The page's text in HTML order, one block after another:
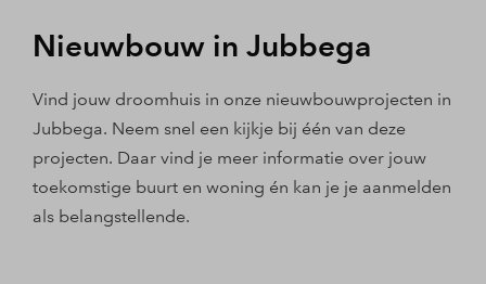
Nieuwbouw in Jubbega
Vind jouw droomhuis in onze nieuwbouwprojecten in
Jubbega. Neem snel een kijkje bij één van deze
projecten. Daar vind je meer informatie over jouw
toekomstige buurt en woning én kan je je aanmelden
als belangstellende.